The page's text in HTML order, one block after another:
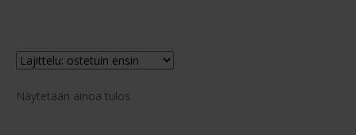
Näytetään ainoa tulos